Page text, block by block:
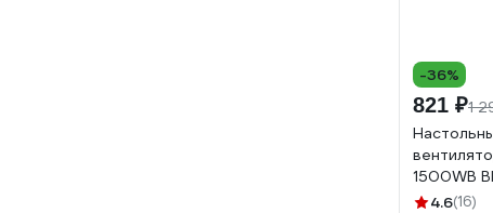
-36%
821 ₽1
1500WB
4.6(16)